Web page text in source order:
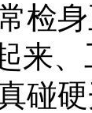
检
来
碰